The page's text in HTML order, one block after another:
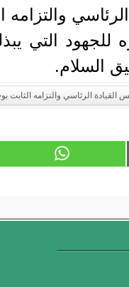
والتزامه
للجهود التي
السلام.
القيادة الرئاسي والتزامه الثابت